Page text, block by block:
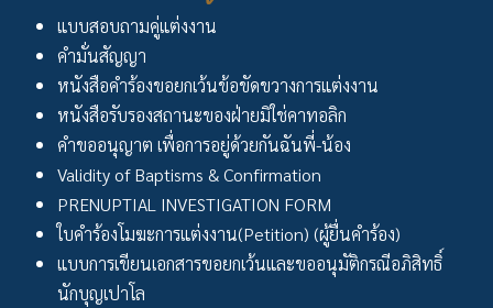
แบบสอบถามคู่แต่งงาน
คำมั่นสัญญา
หนังสือคำร้องขอยกเว้นข้อขัดขวางการแต่งงาน
หนังสือรับรองสถานะของฝ่ายมิใช่คาทอลิก
คำขออนุญาต เพื่อการอยู่ด้วยกันฉันพี่-น้อง
Validity of Baptisms & Confirmation
PRENUPTIAL INVESTIGATION FORM
ใบคำร้องโมฆะการแต่งงาน(Petition) (ผู้ยื่นคำร้อง)
แบบการเขียนเอกสารขอยกเว้นและขออนุมัติกรณีอภิสิทธิ์
นักบุญเปาโล